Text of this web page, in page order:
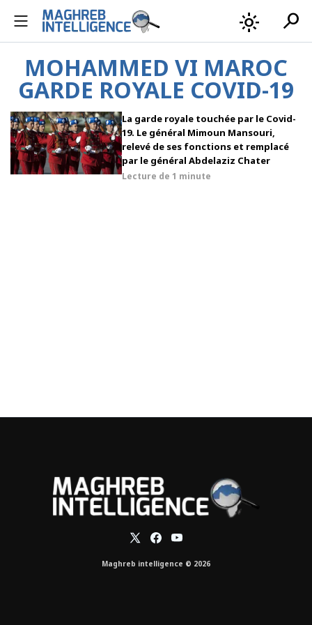
light_mode search
MOHAMMED VI MAROC
GARDE ROYALE COVID-19
La garde royale touchée par le Covid-
19. Le général Mimoun Mansouri,
relevé de ses fonctions et remplacé
par le général Abdelaziz Chater
Lecture de 1 minute
Maghreb intelligence © 2026